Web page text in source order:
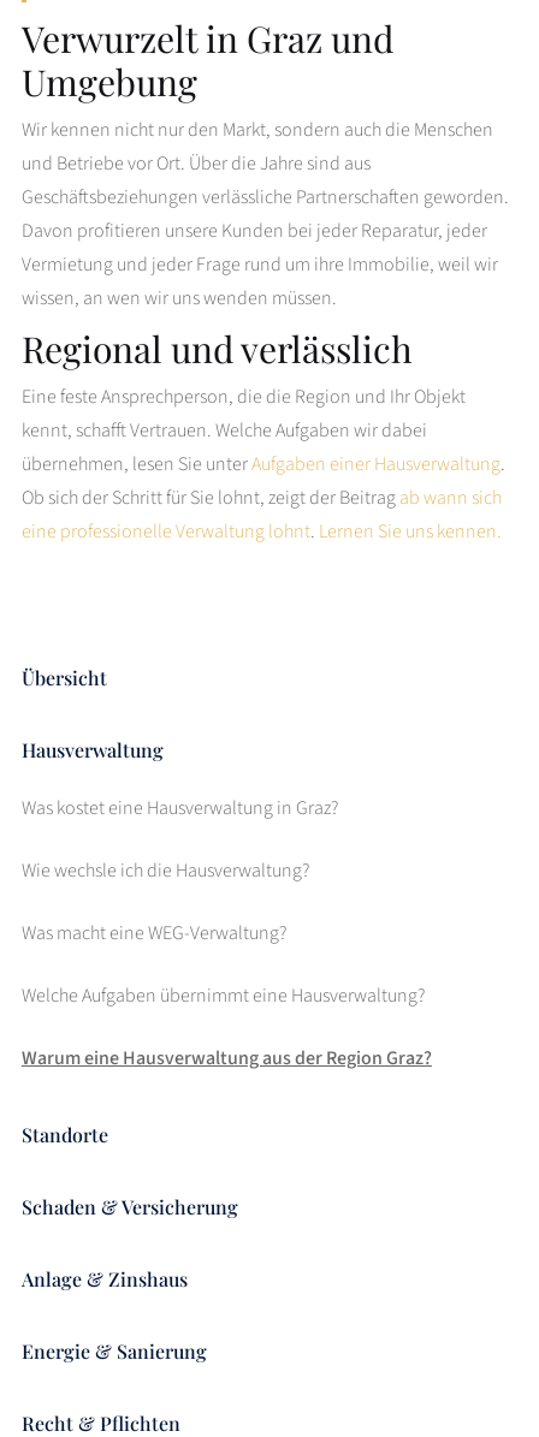
Übersicht
Hausverwaltung
Was kostet eine Hausverwaltung in Graz?
Wie wechsle ich die Hausverwaltung?
Was macht eine WEG-Verwaltung?
Welche Aufgaben übernimmt eine Hausverwaltung?
Warum eine Hausverwaltung aus der Region Graz?
Standorte
Schaden & Versicherung
Anlage & Zinshaus
Energie & Sanierung
Recht & Pflichten
Verwurzelt in Graz und
Umgebung
Wir kennen nicht nur den Markt, sondern auch die Menschen
und Betriebe vor Ort. Über die Jahre sind aus
Geschäftsbeziehungen verlässliche Partnerschaften geworden.
Davon profitieren unsere Kunden bei jeder Reparatur, jeder
Vermietung und jeder Frage rund um ihre Immobilie, weil wir
wissen, an wen wir uns wenden müssen.
Regional und verlässlich
Eine feste Ansprechperson, die die Region und Ihr Objekt
kennt, schafft Vertrauen. Welche Aufgaben wir dabei
übernehmen, lesen Sie unterAufgaben einer Hausverwaltung.
Ob sich der Schritt für Sie lohnt, zeigt der Beitragab wann sich
eine professionelle Verwaltung lohnt. Lernen Sie uns kennen.